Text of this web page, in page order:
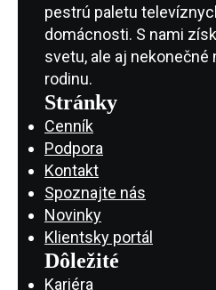
pestrú paletu
domácnosti. S nami
svetu, ale aj
rodinu.
Stránky
Cenník
Podpora
Kontakt
Spoznajte nás
Novinky
Klientsky portál
Dôležité
Kariéra